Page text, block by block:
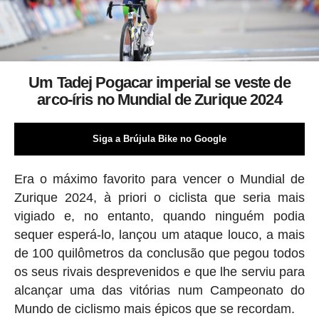
Um Tadej Pogacar imperial se veste de
arco-íris no Mundial de Zurique 2024
Siga a Brújula Bike no Google
Era o máximo favorito para vencer o Mundial de
Zurique 2024, à priori o ciclista que seria mais
vigiado e, no entanto, quando ninguém podia
sequer esperá-lo, lançou um ataque louco, a mais
de 100 quilômetros da conclusão que pegou todos
os seus rivais desprevenidos e que lhe serviu para
alcançar uma das vitórias num Campeonato do
Mundo de ciclismo mais épicos que se recordam.